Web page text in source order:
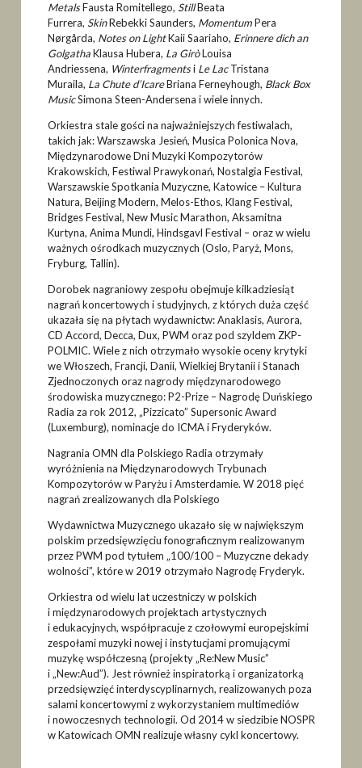
MetalsFausta Romitellego, StillBeata
Furrera, SkinRebekki Saunders, MomentumPera
Nørgårda, Notes on LightKaii Saariaho, Erinnere dich an
GolgathaKlausa Hubera, La GiròLouisa
Andriessena, Winterfragmentsi Le LacTristana
Muraila, La Chute d’IcareBriana Ferneyhough, Black Box
MusicSimona Steen-Andersena i wiele innych.
Orkiestra stale gości na najważniejszych festiwalach,
takich jak: Warszawska Jesień, Musica Polonica Nova,
Międzynarodowe Dni Muzyki Kompozytorów
Krakowskich, Festiwal Prawykonań, Nostalgia Festival,
Warszawskie Spotkania Muzyczne, Katowice – Kultura
Natura, Beijing Modern, Melos-Ethos, Klang Festival,
Bridges Festival, New Music Marathon, Aksamitna
Kurtyna, Anima Mundi, Hindsgavl Festival – oraz w wielu
ważnych ośrodkach muzycznych (Oslo, Paryż, Mons,
Fryburg, Tallin).
Dorobek nagraniowy zespołu obejmuje kilkadziesiąt
nagrań koncertowych i studyjnych, z których duża część
ukazała się na płytach wydawnictw: Anaklasis, Aurora,
CD Accord, Decca, Dux, PWM oraz pod szyldem ZKP-
POLMIC. Wiele z nich otrzymało wysokie oceny krytyki
we Włoszech, Francji, Danii, Wielkiej Brytanii i Stanach
Zjednoczonych oraz nagrody międzynarodowego
środowiska muzycznego: P2-Prize – Nagrodę Duńskiego
Radia za rok 2012, „Pizzicato” Supersonic Award
(Luxemburg), nominacje do ICMA i Fryderyków.
Nagrania OMN dla Polskiego Radia otrzymały
wyróżnienia na Międzynarodowych Trybunach
Kompozytorów w Paryżu i Amsterdamie. W 2018 pięć
nagrań zrealizowanych dla Polskiego
Wydawnictwa Muzycznego ukazało się w największym
polskim przedsięwzięciu fonograficznym realizowanym
przez PWM pod tytułem „100/100 – Muzyczne dekady
wolności”, które w 2019 otrzymało Nagrodę Fryderyk.
Orkiestra od wielu lat uczestniczy w polskich
i międzynarodowych projektach artystycznych
i edukacyjnych, współpracuje z czołowymi europejskimi
zespołami muzyki nowej i instytucjami promującymi
muzykę współczesną (projekty „Re:New Music”
i „New:Aud”). Jest również inspiratorką i organizatorką
przedsięwzięć interdyscyplinarnych, realizowanych poza
salami koncertowymi z wykorzystaniem multimediów
i nowoczesnych technologii. Od 2014 w siedzibie NOSPR
w Katowicach OMN realizuje własny cykl koncertowy.